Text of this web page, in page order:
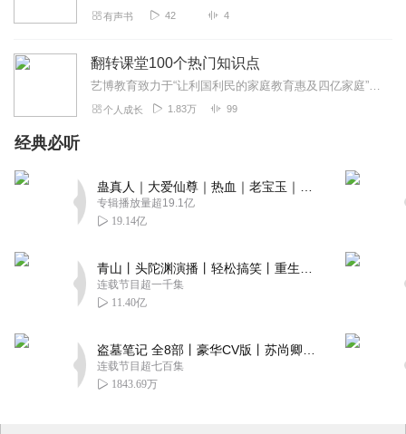
有声书 42 4
翻转课堂100个热门知识点
艺博教育致力于“让利国利民的家庭教育惠及四亿家庭”，为了推动优质家庭教育资源的共享，让家庭教育成为一项普惠工程，让最好的课程利于每个人，2018年，艺博教育启动...
个人成长 1.83万 99
经典必听
专辑播放量超19.1亿
19.14亿
连载节目超一千集
11.40亿
连载节目超七百集
1843.69万